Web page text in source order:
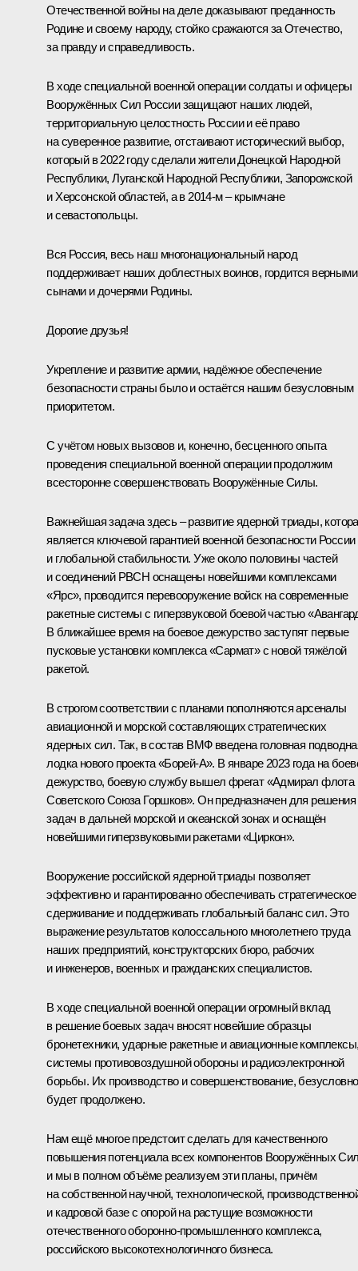
Отечественной войны на деле доказывают преданность
Родине и своему народу, стойко сражаются за Отечество,
за правду и справедливость.
В ходе специальной военной операции солдаты и офицеры
Вооружённых Сил России защищают наших людей,
территориальную целостность России и её право
на суверенное развитие, отстаивают исторический выбор,
который в 2022 году сделали жители Донецкой Народной
Республики, Луганской Народной Республики, Запорожской
и Херсонской областей, а в 2014-м – крымчане
и севастопольцы.
Вся Россия, весь наш многонациональный народ
поддерживает наших доблестных воинов, гордится верными
сынами и дочерями Родины.
Дорогие друзья!
Укрепление и развитие армии, надёжное обеспечение
безопасности страны было и остаётся нашим безусловным
приоритетом.
С учётом новых вызовов и, конечно, бесценного опыта
проведения специальной военной операции продолжим
всесторонне совершенствовать Вооружённые Силы.
Важнейшая задача здесь – развитие ядерной триады,
является ключевой гарантией военной безопасности России
и глобальной стабильности. Уже около половины частей
и соединений РВСН оснащены новейшими комплексами
«Ярс», проводится перевооружение войск на современные
ракетные системы с гиперзвуковой боевой частью
В ближайшее время на боевое дежурство заступят первые
пусковые установки комплекса «Сармат» с новой тяжёлой
ракетой.
В строгом соответствии с планами пополняются арсеналы
авиационной и морской составляющих стратегических
ядерных сил. Так, в состав ВМФ введена головная
лодка нового проекта «Борей-А». В январе 2023 года на
дежурство, боевую службу вышел фрегат «Адмирал флота
Советского Союза Горшков». Он предназначен для решения
задач в дальней морской и океанской зонах и оснащён
новейшими гиперзвуковыми ракетами «Циркон».
Вооружение российской ядерной триады позволяет
эффективно и гарантированно обеспечивать стратегическое
сдерживание и поддерживать глобальный баланс сил. Это
выражение результатов колоссального многолетнего труда
наших предприятий, конструкторских бюро, рабочих
и инженеров, военных и гражданских специалистов.
В ходе специальной военной операции огромный вклад
в решение боевых задач вносят новейшие образцы
бронетехники, ударные ракетные и авиационные
системы противовоздушной обороны и радиоэлектронной
борьбы. Их производство и совершенствование,
будет продолжено.
Нам ещё многое предстоит сделать для качественного
повышения потенциала всех компонентов Вооружённых
и мы в полном объёме реализуем эти планы, причём
на собственной научной, технологической,
и кадровой базе с опорой на растущие возможности
отечественного оборонно-промышленного комплекса,
российского высокотехнологичного бизнеса.